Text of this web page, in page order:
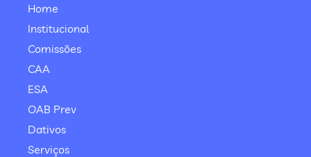
Home
Institucional
Comissões
CAA
ESA
OAB Prev
Dativos
Serviços